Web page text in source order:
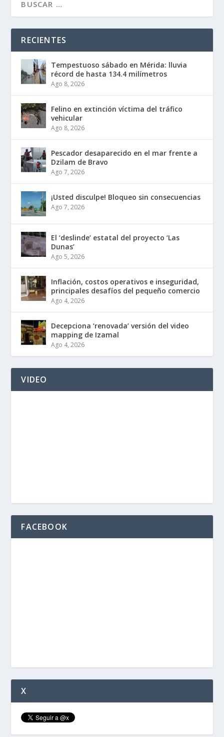
RECIENTES
Tempestuoso sábado en Mérida: lluvia
récord de hasta 134.4 milímetros
Ago 8, 2026
Felino en extinción víctima del tráfico
vehicular
Ago 8, 2026
Pescador desaparecido en el mar frente a
Dzilam de Bravo
Ago 7, 2026
¡Usted disculpe! Bloqueo sin consecuencias
Ago 7, 2026
El ‘deslinde’ estatal del proyecto ‘Las
Dunas’
Ago 5, 2026
Inflación, costos operativos e inseguridad,
principales desafíos del pequeño comercio
Ago 4, 2026
Decepciona ‘renovada’ versión del video
mapping de Izamal
Ago 4, 2026
VIDEO
FACEBOOK
X